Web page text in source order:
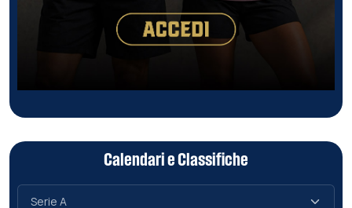
Calendari e Classifiche